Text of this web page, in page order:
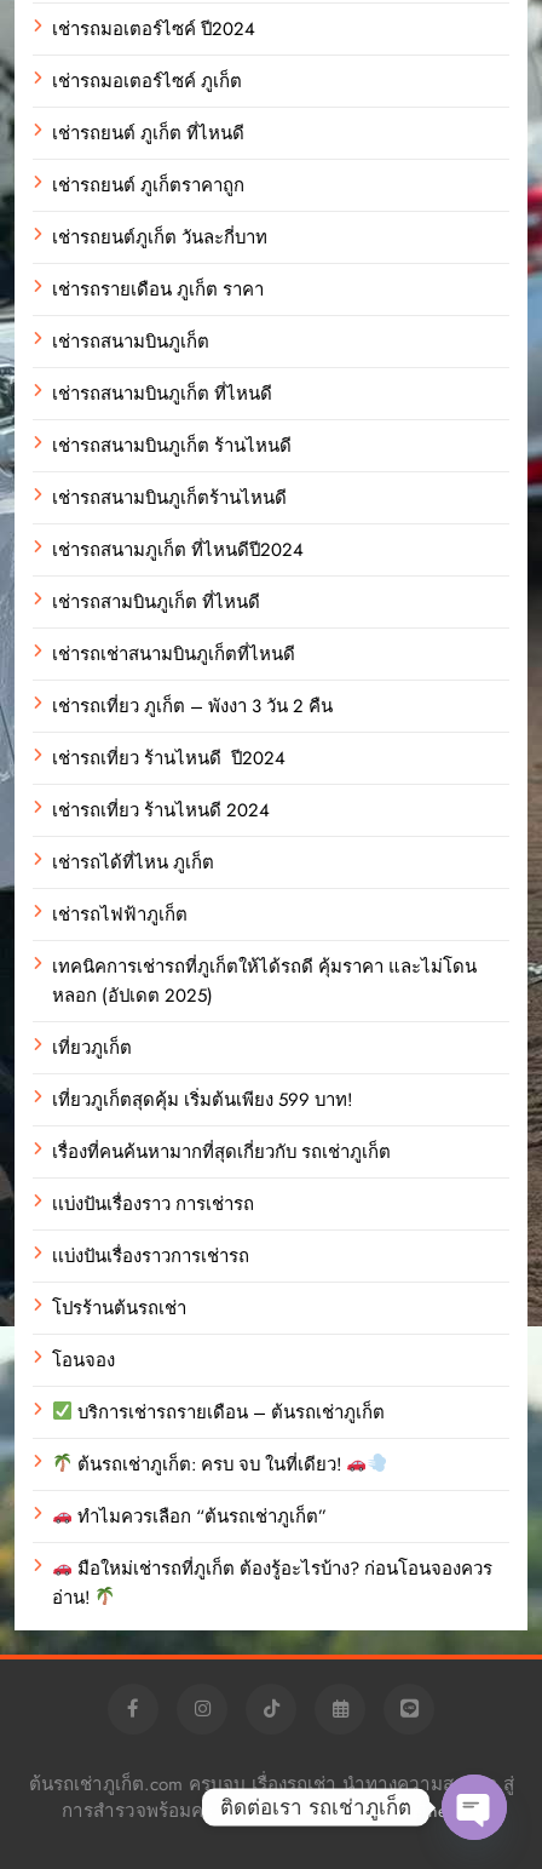
เช่ารถมอเตอร์ไซค์ ปี2024
เช่ารถมอเตอร์ไซค์ ภูเก็ต
เช่ารถยนต์ ภูเก็ต ที่ไหนดี
เช่ารถยนต์ ภูเก็ตราคาถูก
เช่ารถยนต์ภูเก็ต วันละกี่บาท
เช่ารถรายเดือน ภูเก็ต ราคา
เช่ารถสนามบินภูเก็ต
เช่ารถสนามบินภูเก็ต ที่ไหนดี
เช่ารถสนามบินภูเก็ต ร้านไหนดี
เช่ารถสนามบินภูเก็ตร้านไหนดี
เช่ารถสนามภูเก็ต ที่ไหนดีปี2024
เช่ารถสามบินภูเก็ต ที่ไหนดี
เช่ารถเช่าสนามบินภูเก็ตที่ไหนดี
เช่ารถเที่ยว ภูเก็ต – พังงา 3 วัน 2 คืน
เช่ารถเที่ยว ร้านไหนดี ปี2024
เช่ารถเที่ยว ร้านไหนดี 2024
เช่ารถได้ที่ไหน ภูเก็ต
เช่ารถไฟฟ้าภูเก็ต
เทคนิคการเช่ารถที่ภูเก็ตให้ได้รถดี คุ้มราคา และไม่โดน
หลอก (อัปเดต 2025)
เที่ยวภูเก็ต
เที่ยวภูเก็ตสุดคุ้ม เริ่มต้นเพียง 599 บาท!
เรื่องที่คนค้นหามากที่สุดเกี่ยวกับ รถเช่าภูเก็ต
เเบ่งปันเรื่องราว การเช่ารถ
เเบ่งปันเรื่องราวการเช่ารถ
โปรร้านต้นรถเช่า
โอนจอง
บริการเช่ารถรายเดือน – ต้นรถเช่าภูเก็ต
ต้นรถเช่าภูเก็ต: ครบ จบ ในที่เดียว!
ทำไมควรเลือก “ต้นรถเช่าภูเก็ต”
มือใหม่เช่ารถที่ภูเก็ต ต้องรู้อะไรบ้าง? ก่อนโอนจองควร
อ่าน!
ต้นรถเช่าภูเก็ต.com ครบจบ เรื่องรถเช่า นำทางความสะดวก สู่
การสำรวจพร้อมความอิสระ Powered ByBlazeThemes.
ติดต่อเรา รถเช่าภูเก็ต